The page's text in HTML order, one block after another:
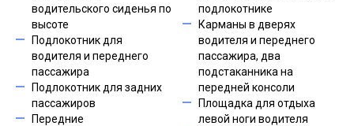
водительского сиденья по
высоте
Подлокотник для
водителя и переднего
пассажира
Подлокотник для задних
пассажиров
Передние
подлокотнике
Карманы в дверях
водителя и переднего
пассажира, два
подстаканника на
передней консоли
Площадка для отдыха
левой ноги водителя